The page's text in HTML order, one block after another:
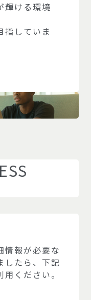
輝ける環境
指していま
情報が必要な
したら、下記
ください。